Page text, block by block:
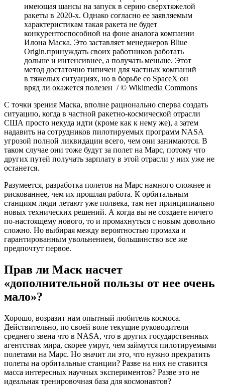
имеющая шансы на запуск в серию сверхтяжелой
ракеты в 2020-х. Однако согласно ее заявляемым
характеристикам такая ракета не будет
конкурентоспособной на фоне аналога компании
Илона Маска. Это заставляет менеджеров Bliue
Origin.принуждать своих работников работать
дольше и интенсивнее, а получать меньше. Этот
метод достаточно типичен для частных компаний
в тяжелых ситуациях, но в борьбе со SpaceX он
вряд ли окажется полезен / © Wikimedia Commons
С точки зрения Маска, вполне рационально сперва создать
ситуацию, когда в частной ракетно-космической отрасли
США просто некуда идти (кроме как к нему же), а затем
надавить на сотрудников пилотируемых программ NASA
угрозой полной ликвидации всего, чем они занимаются. В
таком случае они тоже будут за полет на Марс, потому что
других путей получать зарплату в этой отрасли у них уже не
останется.
Разумеется, разработка полетов на Марс намного сложнее и
рискованнее, чем их прошлая работа. К орбитальным
станциям люди летают уже полвека, там нет принципиально
новых технических решений. А когда вы не создаете ничего
по-настоящему нового, то и промахнуться с новым довольно
сложно. Но выбирая между вероятностью промаха и
гарантированным увольнением, большинство все же
предпочтут первое.
Прав ли Маск насчет
«дополнительной пользы от нее очень
мало»?
Хорошо, возразит нам опытный любитель космоса.
Действительно, по своей воле текущие руководители
среднего звена что в NASA, что в других государственных
агентствах мира, скорее умрут, чем займутся пилотируемыми
полетами на Марс. Но значит ли это, что нужно прекратить
полеты на орбитальные станции? Разве на них не ставится
масса интересных научных экспериментов? Разве это не
идеальная тренировочная база для космонавтов?